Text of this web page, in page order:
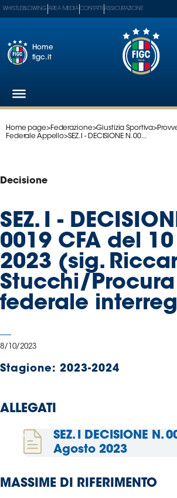
Federazione
Tecnici
Paralimpico
Serie
A
Women
Serie
Femminile
Calcio
delle
Assicurazione
Cerca
WHISTLEBLOWING AREA MEDIA CONTATTI ASSICURAZIONE
Home
figc.it
Home page>Federazione>Giustizia Sportiva>
Federale Appello>SEZ. I - DECISIONE N. 00...
Decisione
SEZ. I -
0019 CFA del
2023 (sig.
Stucchi/Procura
federale
8/10/2023
Stagione: 2023-2024
ALLEGATI
SEZ. I DECISIONE N.
Agosto 2023
MASSIME DI RIFERIMENTO